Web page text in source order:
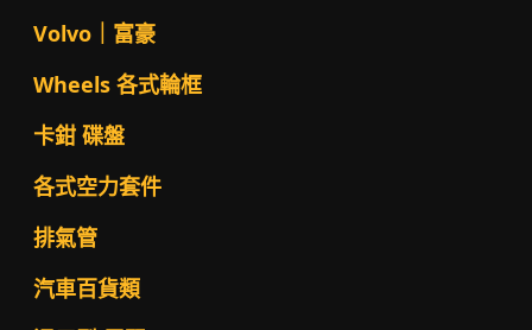
Volvo｜富豪
Wheels 各式輪框
卡鉗 碟盤
各式空力套件
排氣管
汽車百貨類